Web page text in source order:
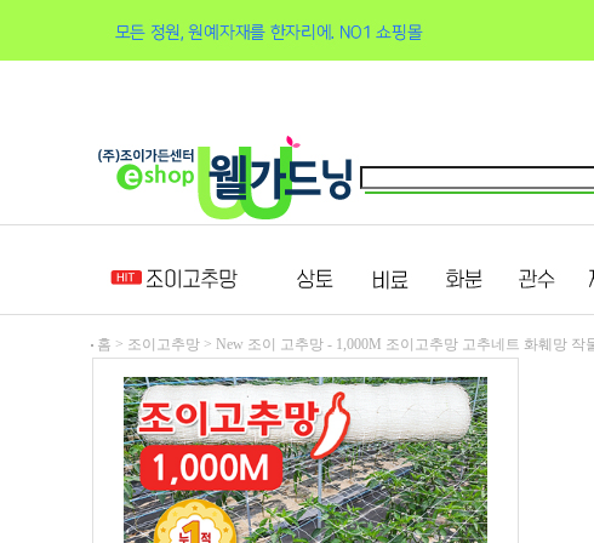
홈 > 조이고추망 > New 조이 고추망 - 1,000M 조이고추망 고추네트 화훼망 작